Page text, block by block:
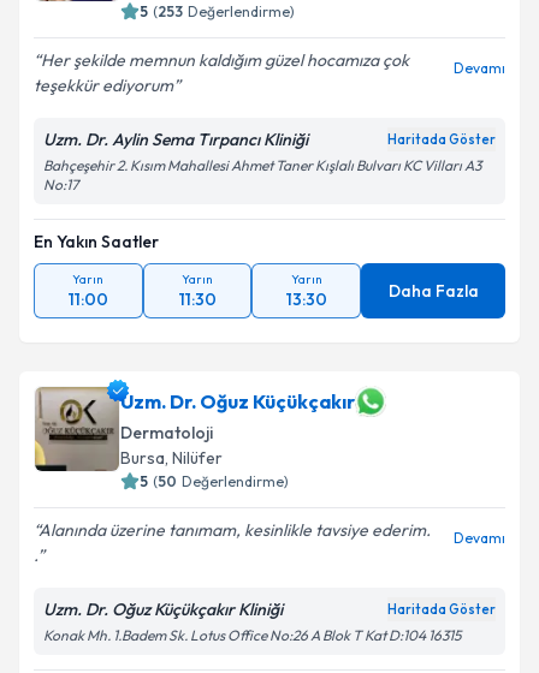
5 (253 Değerlendirme)
Her şekilde memnun kaldığım güzel hocamıza çok
teşekkür ediyorum
Devamı
Uzm. Dr. Aylin Sema Tırpancı Kliniği Haritada Göster
Bahçeşehir 2. Kısım Mahallesi Ahmet Taner Kışlalı Bulvarı KC Vilları A3
No:17
En Yakın Saatler
Yarın
11:00
Yarın
11:30
Yarın
13:30 Daha Fazla
Uzm. Dr. Oğuz Küçükçakır
Dermatoloji
Bursa, Nilüfer
5 (50 Değerlendirme)
Alanında üzerine tanımam, kesinlikle tavsiye ederim.
.
Devamı
Uzm. Dr. Oğuz Küçükçakır Kliniği Haritada Göster
Konak Mh. 1.Badem Sk. Lotus Office No:26 A Blok T Kat D:104 16315